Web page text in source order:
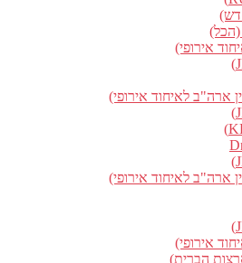
אירופי)
ארה"ב לאיחוד אירופי)
ארה"ב לאיחוד אירופי)
אירופי)
הברית)